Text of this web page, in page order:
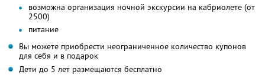
возможна организация ночной экскурсии на кабриолете (от
2500)
питание
Вы можете приобрести неограниченное количество купонов
для себя и в подарок
Дети до 5 лет размещаются бесплатно